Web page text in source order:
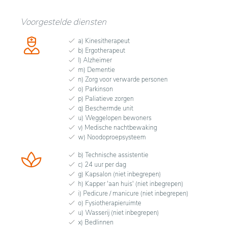
Voorgestelde diensten
a) Kinesitherapeut
b) Ergotherapeut
l) Alzheimer
m) Dementie
n) Zorg voor verwarde personen
o) Parkinson
p) Paliatieve zorgen
q) Beschermde unit
u) Weggelopen bewoners
v) Medische nachtbewaking
w) Noodoproepsysteem
b) Technische assistentie
c) 24 uur per dag
g) Kapsalon (niet inbegrepen)
h) Kapper 'aan huis' (niet inbegrepen)
i) Pedicure / manicure (niet inbegrepen)
o) Fysiotherapieruimte
u) Wasserij (niet inbegrepen)
x) Bedlinnen